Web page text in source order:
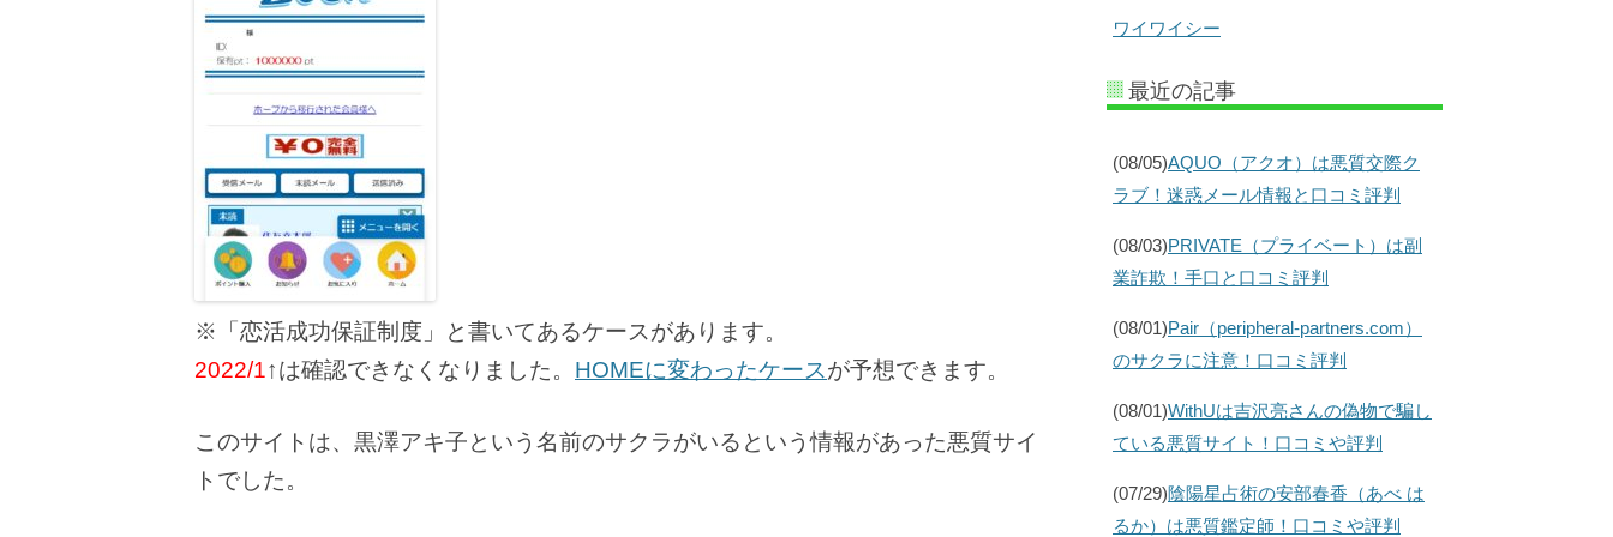
※「恋活成功保証制度」と書いてあるケースがあります。
2022/1↑は確認できなくなりました。 HOMEに変わったケースが予想できます。
このサイトは、黒澤アキ子という名前のサクラがいるという情報があった悪質サイ
トでした。
ワイワイシー
最近の記事
(08/05)AQUO（アクオ）は悪質交際ク
ラブ！迷惑メール情報と口コミ評判
(08/03)PRIVATE（プライベート）は副
業詐欺！手口と口コミ評判
(08/01)Pair（peripheral-partners.com）
のサクラに注意！口コミ評判
(08/01)WithUは吉沢亮さんの偽物で騙し
ている悪質サイト！口コミや評判
(07/29)陰陽星占術の安部春香（あべ は
るか）は悪質鑑定師！口コミや評判